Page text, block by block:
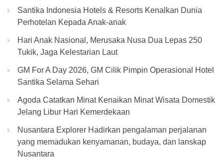
Santika Indonesia Hotels & Resorts Kenalkan Dunia
Perhotelan Kepada Anak-anak
Hari Anak Nasional, Merusaka Nusa Dua Lepas 250
Tukik, Jaga Kelestarian Laut
GM For A Day 2026, GM Cilik Pimpin Operasional Hotel
Santika Selama Sehari
Agoda Catatkan Minat Kenaikan Minat Wisata Domestik
Jelang Libur Hari Kemerdekaan
Nusantara Explorer Hadirkan pengalaman perjalanan
yang memadukan kenyamanan, budaya, dan lanskap
Nusantara